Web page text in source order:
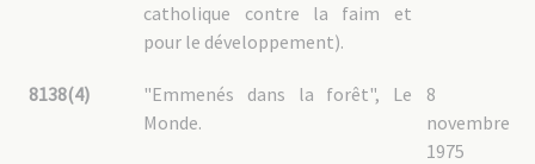
catholique contre la faim et
pour le développement).
8138(4)
8
novembre
1975
"Emmenés dans la forêt", Le
Monde.